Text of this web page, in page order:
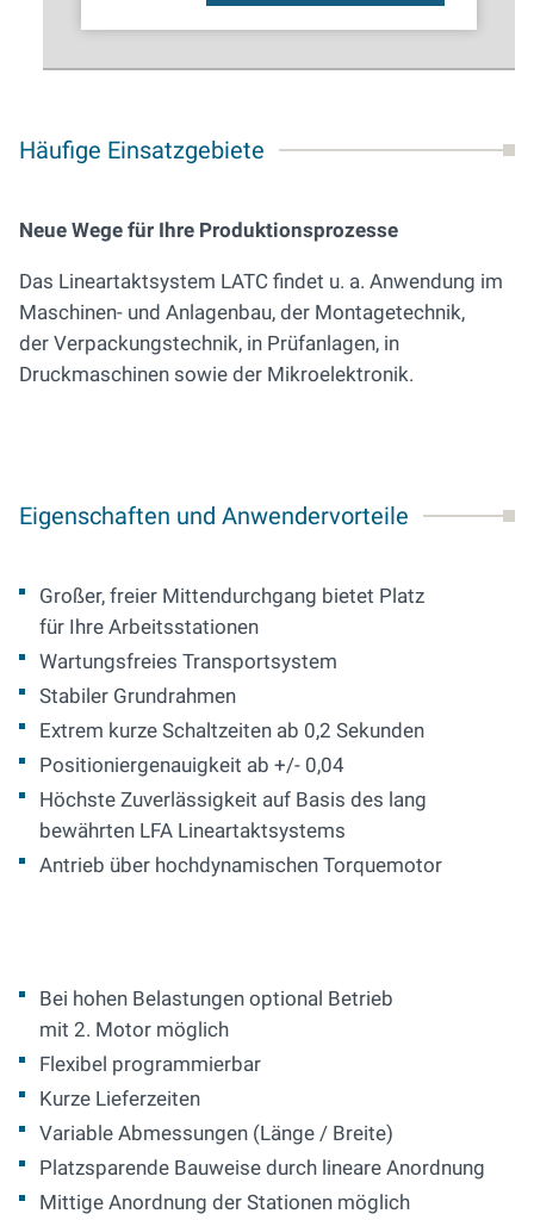
Häufige Einsatzgebiete
Neue Wege für Ihre Produktionsprozesse
Das Lineartaktsystem LATC findet u. a. Anwendung im
Maschinen- und Anlagenbau, der Montagetechnik,
der Verpackungstechnik, in Prüfanlagen, in
Druckmaschinen sowie der Mikroelektronik.
Eigenschaften und Anwendervorteile
Großer, freier Mittendurchgang bietet Platz
für Ihre Arbeitsstationen
Wartungsfreies Transportsystem
Stabiler Grundrahmen
Extrem kurze Schaltzeiten ab 0,2 Sekunden
Positioniergenauigkeit ab +/- 0,04
Höchste Zuverlässigkeit auf Basis des lang
bewährten LFA Lineartaktsystems
Antrieb über hochdynamischen Torquemotor
Bei hohen Belastungen optional Betrieb
mit 2. Motor möglich
Flexibel programmierbar
Kurze Lieferzeiten
Variable Abmessungen (Länge / Breite)
Platzsparende Bauweise durch lineare Anordnung
Mittige Anordnung der Stationen möglich